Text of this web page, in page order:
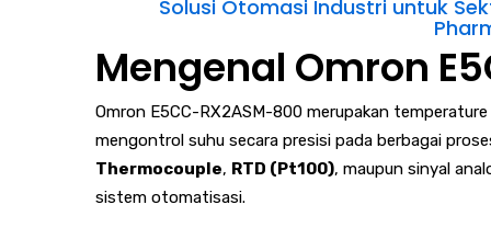
Solusi Otomasi Industri untuk
Mengenal Omron
Omron E5CC-RX2ASM-800 merupakan
mengontrol suhu secara presisi pada berbagai
Thermocouple, RTD (Pt100), maupun sinyal
sistem otomatisasi.